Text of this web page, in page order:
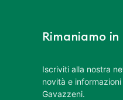
Rimaniamo
Iscriviti alla nostra
novità e
Gavazzeni.